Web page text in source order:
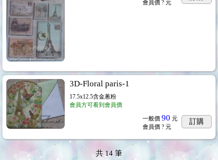
會員價 ? 元
3D-Floral paris-1
17.5x12.5含金蔥粉
會員方可看到會員價
一般價 90 元
會員價 ? 元
訂購
共14 筆